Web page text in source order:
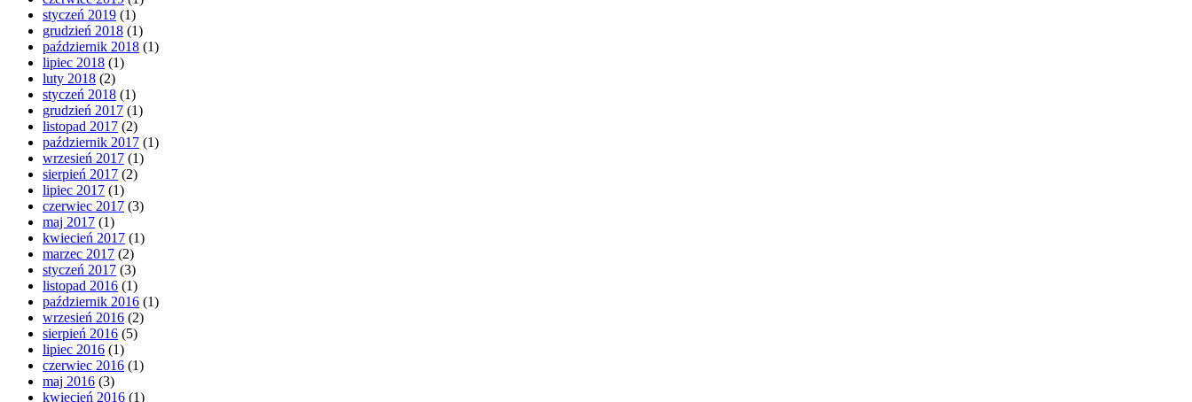
styczeń 2019 (1)
grudzień 2018 (1)
październik 2018 (1)
lipiec 2018 (1)
luty 2018 (2)
styczeń 2018 (1)
grudzień 2017 (1)
listopad 2017 (2)
październik 2017 (1)
wrzesień 2017 (1)
sierpień 2017 (2)
lipiec 2017 (1)
czerwiec 2017 (3)
maj 2017 (1)
kwiecień 2017 (1)
marzec 2017 (2)
styczeń 2017 (3)
listopad 2016 (1)
październik 2016 (1)
wrzesień 2016 (2)
sierpień 2016 (5)
lipiec 2016 (1)
czerwiec 2016 (1)
maj 2016 (3)
kwiecień 2016 (1)